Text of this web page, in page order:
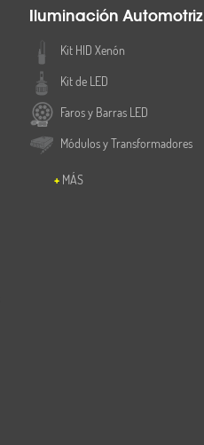
Iluminación Automotriz
Kit HID Xenón
Kit de LED
Faros y Barras LED
Módulos y Transformadores
MÁS